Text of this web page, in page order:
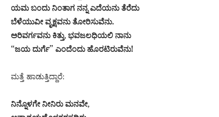
ಯಮ ಬಂದು ನಿಂತಾಗ ನನ್ನ ಎದೆಯನು ತೆರೆದು
ಬೆಳೆಯುವೀ ವೃಕ್ಷವನು ತೋರಿಸುವೆನು.
ಅರಿವರ್ಗವನು ಕಿತ್ತು, ಭವಜಲಧಿಯಲಿ ನಾನು
“ಜಯ ದುರ್ಗೆ” ಎಂದೆಂದು ಹೊರಟಿರುವೆನು!
ಮತ್ತೆ ಹಾಡುತ್ತಿದ್ದಾರೆ:
ನಿನ್ನೊಳಗೇ ನೀನಿರು ಮನವೇ,